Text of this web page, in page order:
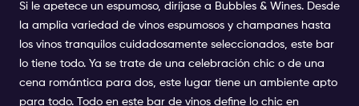
Si le apetece un espumoso, diríjase a Bubbles & Wines. Desde
la amplia variedad de vinos espumosos y champanes hasta
los vinos tranquilos cuidadosamente seleccionados, este bar
lo tiene todo. Ya se trate de una celebración chic o de una
cena romántica para dos, este lugar tiene un ambiente apto
para todo. Todo en este bar de vinos define lo chic en